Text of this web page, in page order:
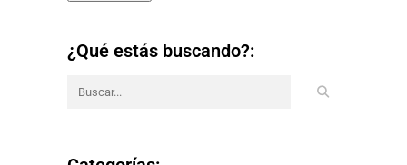
¿Qué estás buscando?: